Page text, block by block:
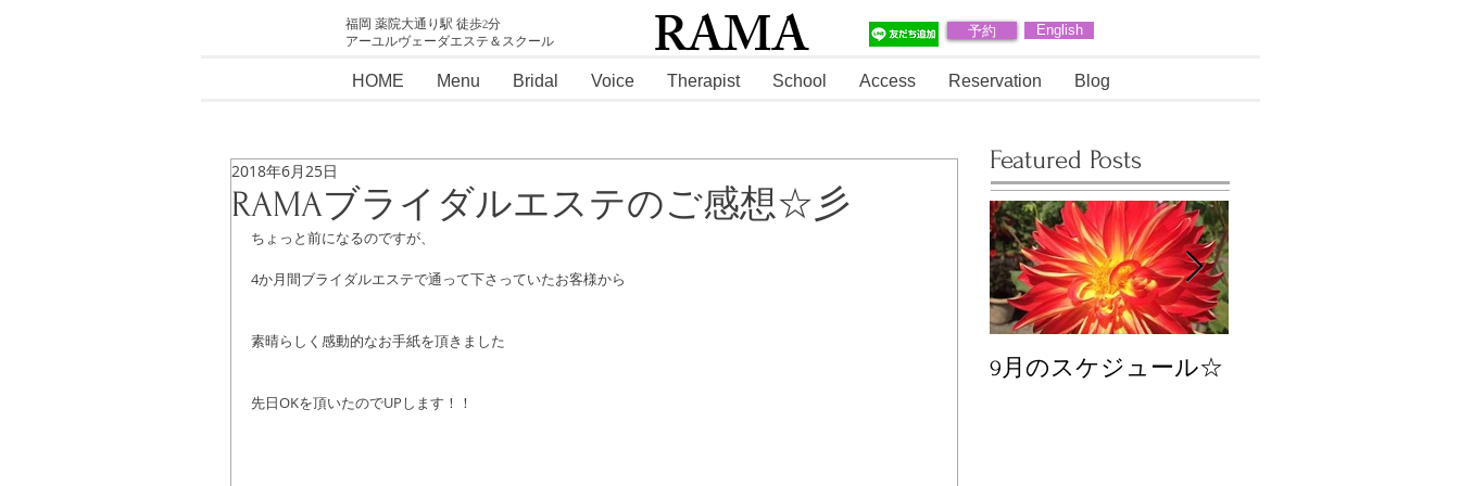
福岡 薬院大通り駅 徒歩2分
アーユルヴェーダエステ＆スクール
RAMA 予約 English
HOME Menu Bridal Voice Therapist School Access Reservation Blog
RAMAブライダルエステのご感想☆彡
2018年6月25日
ちょっと前になるのですが、
4か月間ブライダルエステで通って下さっていたお客様から
素晴らしく感動的なお手紙を頂きました
先日OKを頂いたのでUPします！！
Featured Posts
9月のスケジュール☆